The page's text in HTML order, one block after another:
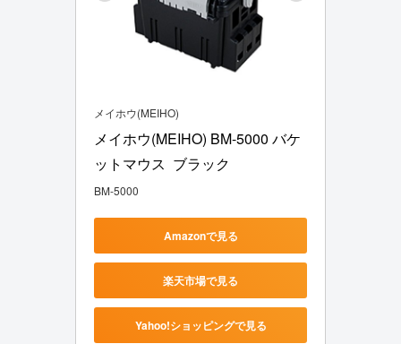
メイホウ(MEIHO)
メイホウ(MEIHO) BM-5000 バケ
ットマウス  ブラック
BM-5000
Amazonで見る
楽天市場で見る
Yahoo!ショッピングで見る